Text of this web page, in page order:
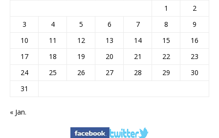
1
2
3
4 5 6 7 8
9
10
11 12 13 14 15
16
17
18 19 20 21 22
23
24
25 26 27 28 29
30
31
« Jan.